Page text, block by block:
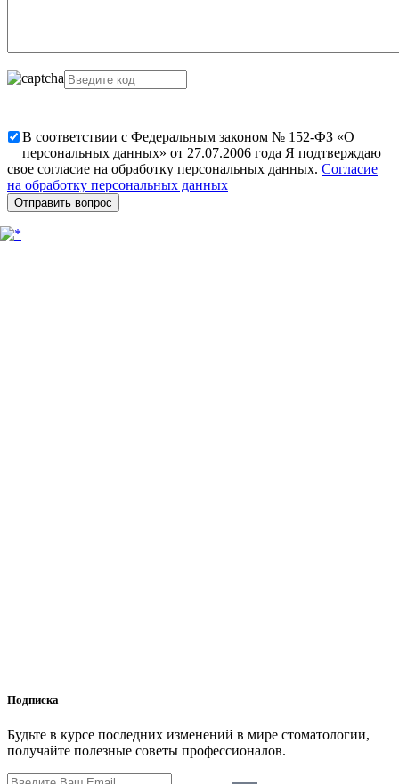
В соответствии с Федеральным законом № 152-ФЗ «О
персональных данных» от 27.07.2006 года Я подтверждаю
свое согласие на обработку персональных данных. Согласие
на обработку персональных данных
Подписка
Будьте в курсе последних изменений в мире стоматологии,
получайте полезные советы профессионалов.